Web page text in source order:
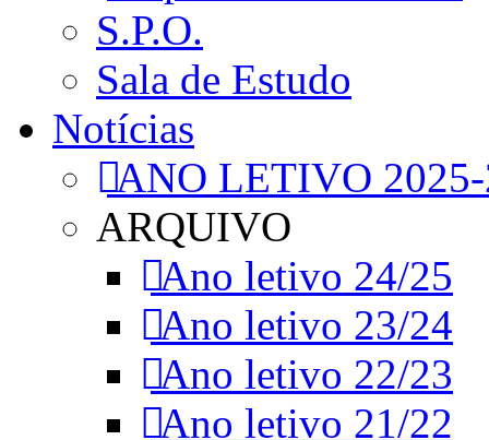
S.P.O.
Sala de Estudo
Notícias
ANO LETIVO
ARQUIVO
Ano letivo 24/25
Ano letivo 23/24
Ano letivo 22/23
Ano letivo 21/22